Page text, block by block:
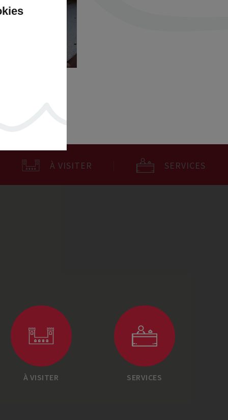
À VISITER SERVICES
À VISITER SERVICES